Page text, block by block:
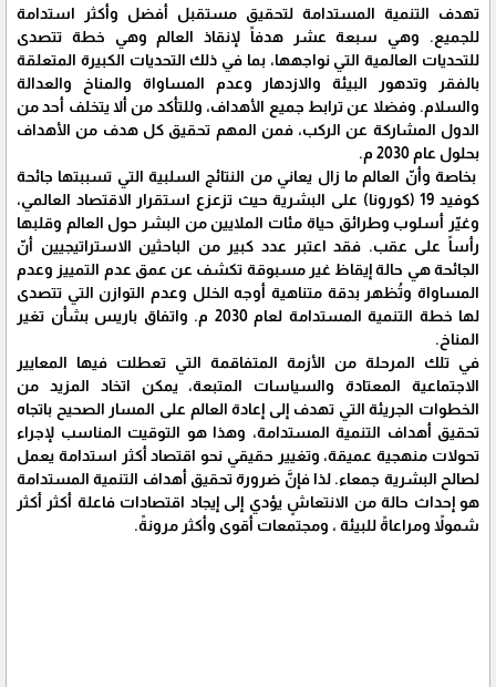
تهدف التنمية المستدامة لتحقيق مستقبل أفضل وأكثر استدامة
للجميع. وهي سبعة عشر هدفاً لإنقاذ العالم وهي خطة تتصدى
للتحديات العالمية التي نواجهها، بما في ذلك التحديات الكبيرة المتعلقة
بالفقر وتدهور البيئة والازدهار وعدم المساواة والمناخ والعدالة
والسلام. وفضلا عن ترابط جميع الأهداف، وللتأكد من ألا يتخلف أحد من
الدول المشاركة عن الركب، فمن المهم تحقيق كل هدف من الأهداف
بحلول عام 2030 م.
بخاصة وأنّ العالم ما زال يعاني من النتائج السلبية التي تسببتها جائحة
كوفيد 19 (كورونا) على البشرية حيث تزعزع استقرار الاقتصاد العالمي،
وغيّر أسلوب وطرائق حياة مئات الملايين من البشر حول العالم وقلبها
رأساً على عقب. فقد اعتبر عدد كبير من الباحثين الاستراتيجيين أنّ
الجائحة هي حالة إيقاظ غير مسبوقة تكشف عن عمق عدم التمييز وعدم
المساواة وتُظهر بدقة متناهية أوجه الخلل وعدم التوازن التي تتصدى
لها خطة التنمية المستدامة لعام 2030 م. واتفاق باريس بشأن تغير
المناخ.
في تلك المرحلة من الأزمة المتفاقمة التي تعطلت فيها المعايير
الاجتماعية المعتادة والسياسات المتبعة، يمكن اتخاد المزيد من
الخطوات الجريئة التي تهدف إلى إعادة العالم على المسار الصحيح باتجاه
تحقيق أهداف التنمية المستدامة، وهذا هو التوقيت المناسب لإجراء
تحولات منهجية عميقة، وتغيير حقيقي نحو اقتصاد أكثر استدامة يعمل
لصالح البشرية جمعاء. لذا فإنَّ ضرورة تحقيق أهداف التنمية المستدامة
هو إحداث حالة من الانتعاشٍ يؤدي إلى إيجاد اقتصادات فاعلة أكثر أكثر
شمولاً ومراعاةً للبيئة ، ومجتمعات أقوى وأكثر مرونةً.